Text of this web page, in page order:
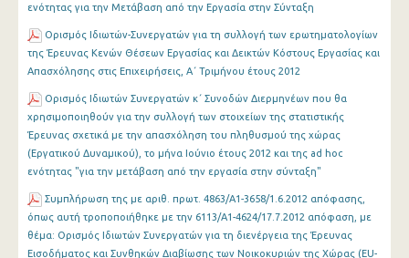
ενότητας για την Μετάβαση από την Εργασία στην Σύνταξη
Ορισμός Ιδιωτών-Συνεργατών για τη συλλογή των ερωτηματολογίων
της Έρευνας Κενών Θέσεων Εργασίας και Δεικτών Κόστους Εργασίας και
Απασχόλησης στις Επιχειρήσεις, Α΄ Τριμήνου έτους 2012
Ορισμός Ιδιωτών Συνεργατών κ΄ Συνοδών Διερμηνέων που θα
χρησιμοποιηθούν για την συλλογή των στοιχείων της στατιστικής
Έρευνας σχετικά με την απασχόληση του πληθυσμού της χώρας
(Εργατικού Δυναμικού), το μήνα Ιούνιο έτους 2012 και της ad hoc
ενότητας "για την μετάβαση από την εργασία στην σύνταξη"
Συμπλήρωση της με αριθ. πρωτ. 4863/Α1-3658/1.6.2012 απόφασης,
όπως αυτή τροποποιήθηκε με την 6113/Α1-4624/17.7.2012 απόφαση, με
θέμα: Ορισμός Ιδιωτών Συνεργατών για τη διενέργεια της Έρευνας
Εισοδήματος και Συνθηκών Διαβίωσης των Νοικοκυριών της Χώρας (EU-